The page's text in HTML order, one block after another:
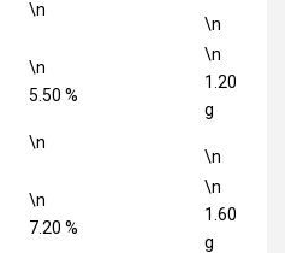
\n
\n
\n
5.50 %
\n
\n
1.20
g
\n
\n
7.20 %
\n
1.60
g